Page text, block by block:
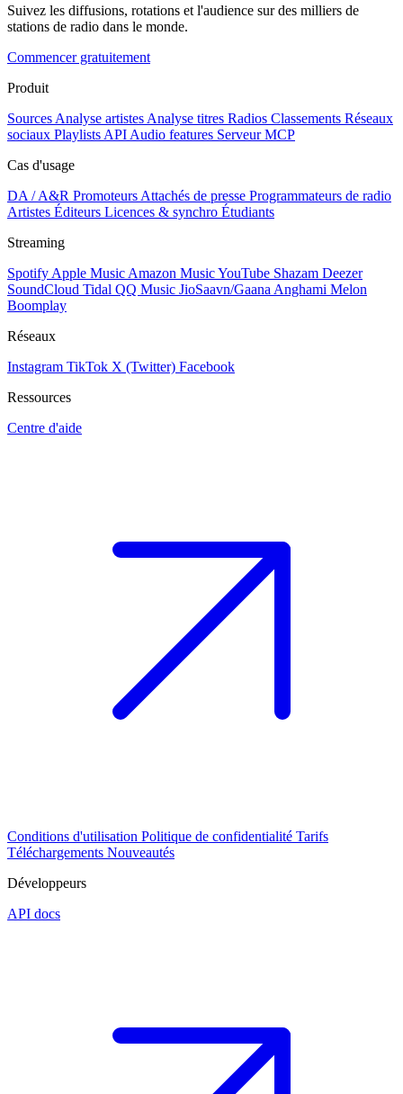
Suivez les diffusions, rotations et l'audience sur des milliers de
stations de radio dans le monde.
Commencer gratuitement
Produit
Sources Analyse artistes Analyse titres Radios Classements Réseaux
sociaux Playlists API Audio features Serveur MCP
Cas d'usage
DA / A&R Promoteurs Attachés de presse Programmateurs de radio
Artistes Éditeurs Licences & synchro Étudiants
Streaming
Spotify Apple Music Amazon MusicYouTube Shazam Deezer
SoundCloud Tidal QQ Music JioSaavn/Gaana Anghami Melon
Boomplay
Réseaux
Instagram TikTok X (Twitter) Facebook
Ressources
Centre d'aide
Conditions d'utilisation Politique de confidentialité Tarifs
Téléchargements Nouveautés
Développeurs
API docs